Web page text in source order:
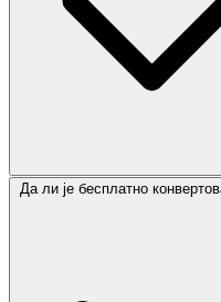
Да ли је бесплатно